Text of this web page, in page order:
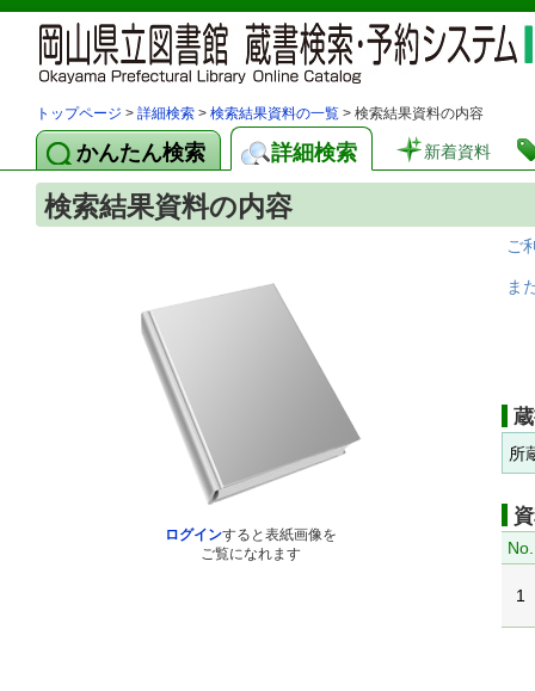
トップページ > 詳細検索 > 検索結果資料の一覧 > 検索結果資料の内容
かんたん検索 詳細検索 新着資料
検索結果資料の内容
ログインすると表紙画像を
ご覧になれます
ご
ま
所
No.
1